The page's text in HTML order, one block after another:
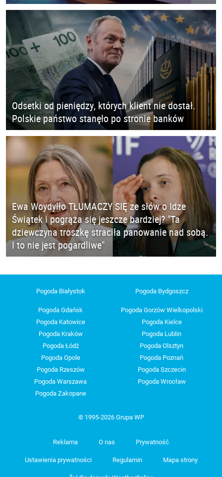
Odsetki od pieniędzy, których klient nie dostał.
Polskie państwo stanęło po stronie banków
Ewa Woydyłło TŁUMACZY SIĘ ze słów o Idze
Świątek i pogrąża się jeszcze bardziej? "Ta
dziewczyna troszkę straciła panowanie nad sobą.
I to nie jest pogardliwe"
Pogoda Białystok Pogoda Bydgoszcz
Pogoda Gdańsk
Pogoda Gorzów Wielkopolski
Pogoda Katowice
Pogoda Kielce
Pogoda Kraków
Pogoda Lublin
Pogoda Łódź
Pogoda Olsztyn
Pogoda Opole
Pogoda Poznań
Pogoda Rzeszów
Pogoda Szczecin
Pogoda Warszawa
Pogoda Wrocław
Pogoda Zakopane
© 1995-2026 Grupa WP
Reklama O nas Prywatność
Ustawienia prywatności Regulamin Mapa strony